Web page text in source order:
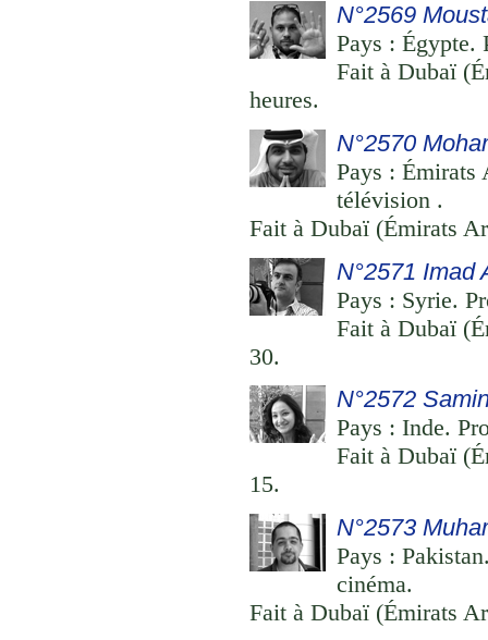
N°2569
Pays : Égypte.
Fait à Dubaï
heures.
N°2570
Pays : Émirats
télévision .
Fait à Dubaï (Émirats
N°2571 Imad
Pays : Syrie.
Fait à Dubaï
30.
N°2572
Pays : Inde.
Fait à Dubaï
15.
N°2573
Pays :
cinéma.
Fait à Dubaï (Émirats